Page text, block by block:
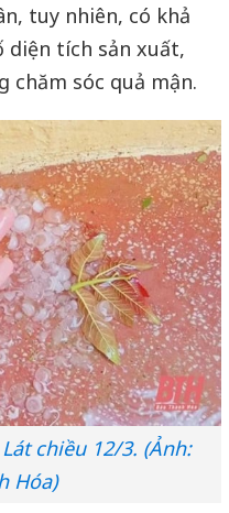
tuy nhiên, có khả
diện tích sản xuất,
chăm sóc quả mận.
chiều 12/3. (Ảnh:
Hóa)